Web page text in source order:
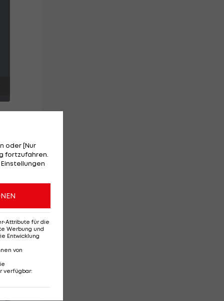
oder [Nur
fortzufahren.
Attribute für die
Werbung und
Entwicklung
von
verfügbar: